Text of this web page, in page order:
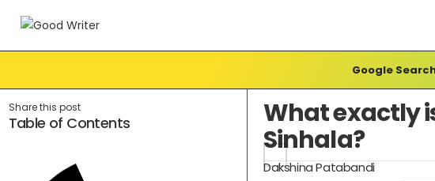
Google
Share this post
Table of Contents
What exactly
Sinhala?
Dakshina Patabandi